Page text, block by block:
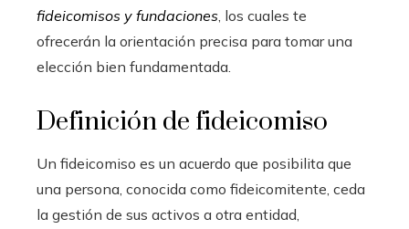
fideicomisos y fundaciones , los cuales te
ofrecerán la orientación precisa para tomar una
elección bien fundamentada.
Definición de fideicomiso
Un fideicomiso es un acuerdo que posibilita que
una persona, conocida como fideicomitente, ceda
la gestión de sus activos a otra entidad,